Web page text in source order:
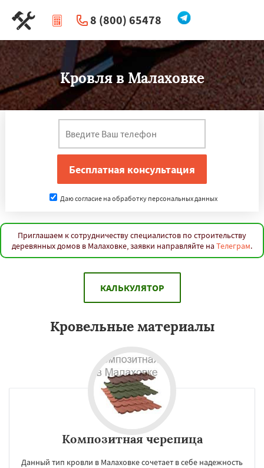
8 (800) 65478
| Перезвоните мне
Кровля в Малаховке
Даю согласие на обработку персональных данных
Приглашаем к сотрудничеству специалистов по строительству
деревянных домов в Малаховке, заявки направляйте на Телеграм.
КАЛЬКУЛЯТОР
Кровельные материалы
Композитная черепица
Данный тип кровли в Малаховке сочетает в себе надежность